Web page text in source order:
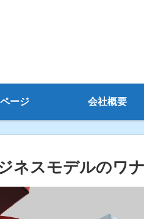
ージ 会社概要
ネスモデルのワ